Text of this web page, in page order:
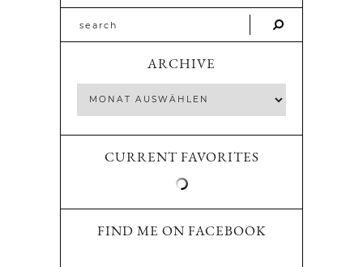
ARCHIVE
CURRENT FAVORITES
FIND ME ON FACEBOOK